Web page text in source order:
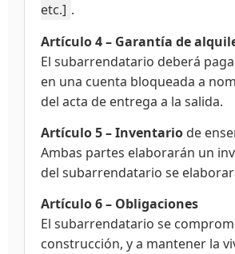
etc.] .
Artículo 4 – Garantía de
El subarrendatario deberá
en una cuenta bloqueada a
del acta de entrega a la salida.
Artículo 5 – Inventario de
Ambas partes elaborarán un
del subarrendatario se
Artículo 6 – Obligaciones
El subarrendatario se
construcción, y a mantener la